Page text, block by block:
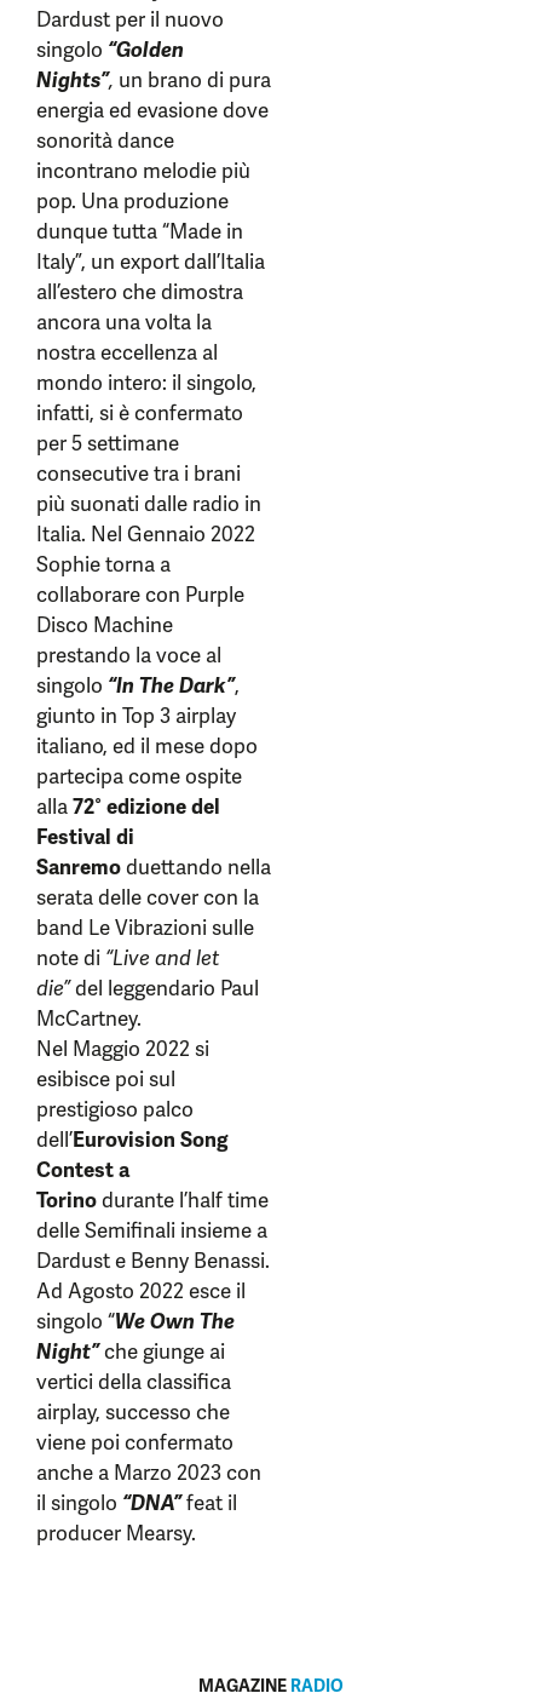
Dardust per il nuovo
singolo “Golden
Nights”, un brano di pura
energia ed evasione dove
sonorità dance
incontrano melodie più
pop. Una produzione
dunque tutta “Made in
Italy”, un export dall’Italia
all’estero che dimostra
ancora una volta la
nostra eccellenza al
mondo intero: il singolo,
infatti, si è confermato
per 5 settimane
consecutive tra i brani
più suonati dalle radio in
Italia. Nel Gennaio 2022
Sophie torna a
collaborare con Purple
Disco Machine
prestando la voce al
singolo “In The Dark”,
giunto in Top 3 airplay
italiano, ed il mese dopo
partecipa come ospite
alla72° edizione del
Festival di
Sanremoduettando nella
serata delle cover con la
band Le Vibrazioni sulle
note di “Live and let
die”del leggendario Paul
McCartney.
Nel Maggio 2022 si
esibisce poi sul
prestigioso palco
dell’Eurovision Song
Contest a
Torinodurante l’half time
delle Semifinali insieme a
Dardust e Benny Benassi.
Ad Agosto 2022 esce il
singolo “We Own The
Night”che giunge ai
vertici della classifica
airplay, successo che
viene poi confermato
anche a Marzo 2023 con
il singolo “DNA”feat il
producer Mearsy.
MAGAZINE RADIO